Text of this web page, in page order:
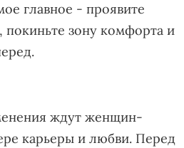
главное - проявите
покиньте зону комфорта и
ждут женщин-
карьеры и любви. Перед